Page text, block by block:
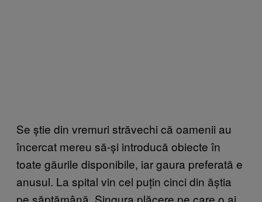
Se știe din vremuri străvechi că oamenii au
încercat mereu să-și introducă obiecte în
toate găurile disponibile, iar gaura preferată e
anusul. La spital vin cel puțin cinci din ăștia
pe săptămână. Singura plăcere pe care o ai